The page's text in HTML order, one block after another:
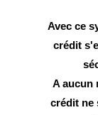
Avec ce
crédit
A aucun
crédit ne